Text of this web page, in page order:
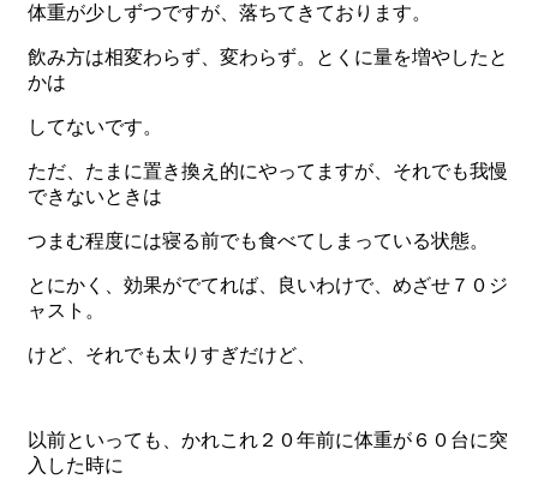
体重が少しずつですが、落ちてきております。
飲み方は相変わらず、変わらず。とくに量を増やしたと
かは
してないです。
ただ、たまに置き換え的にやってますが、それでも我慢
できないときは
つまむ程度には寝る前でも食べてしまっている状態。
とにかく、効果がでてれば、良いわけで、めざせ７０ジ
ャスト。
けど、それでも太りすぎだけど、
以前といっても、かれこれ２０年前に体重が６０台に突
入した時に